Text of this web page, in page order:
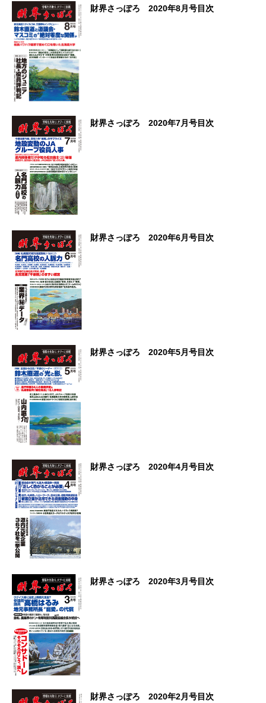
財界さっぽろ 2020年8月号目次
財界さっぽろ 2020年7月号目次
財界さっぽろ 2020年6月号目次
財界さっぽろ 2020年5月号目次
財界さっぽろ 2020年4月号目次
財界さっぽろ 2020年3月号目次
財界さっぽろ 2020年2月号目次